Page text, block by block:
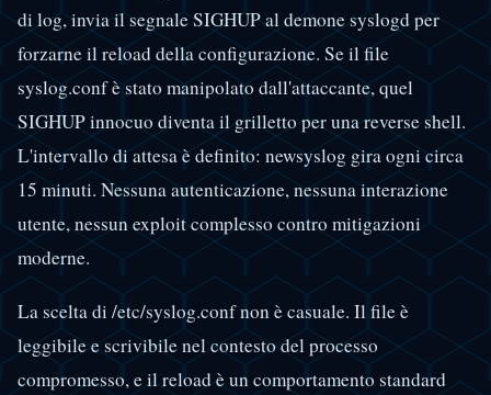
di log, invia il segnale SIGHUP al demone syslogd per
forzarne il reload della configurazione. Se il file
syslog.conf è stato manipolato dall'attaccante, quel
SIGHUP innocuo diventa il grilletto per una reverse shell.
L'intervallo di attesa è definito: newsyslog gira ogni circa
15 minuti. Nessuna autenticazione, nessuna interazione
utente, nessun exploit complesso contro mitigazioni
moderne.
La scelta di /etc/syslog.conf non è casuale. Il file è
leggibile e scrivibile nel contesto del processo
compromesso, e il reload è un comportamento standard